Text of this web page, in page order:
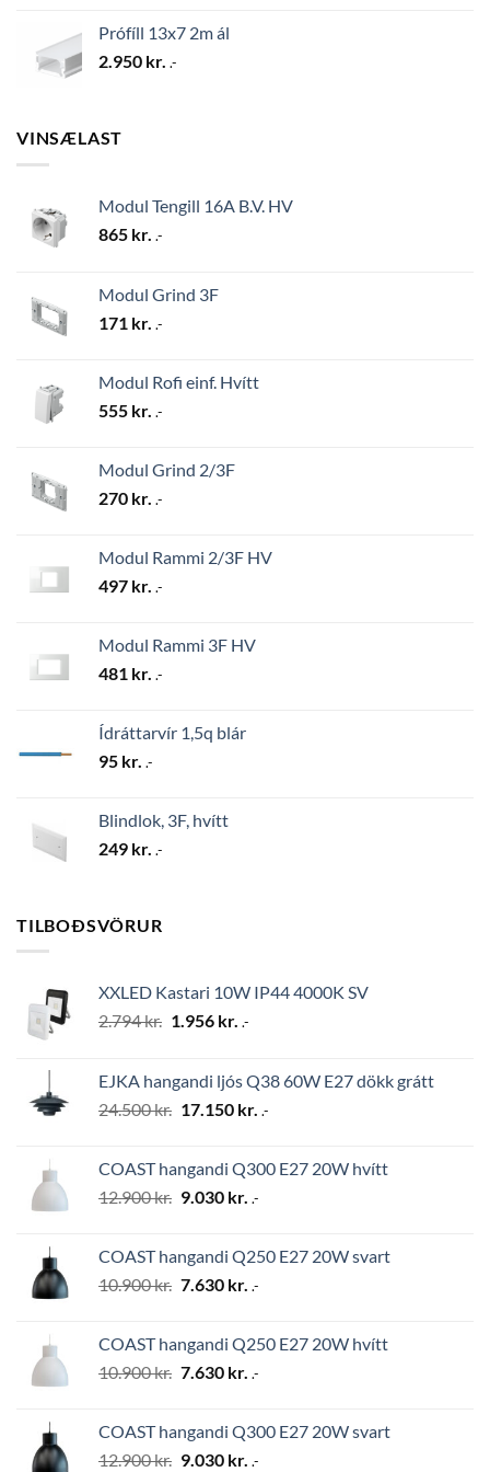
Prófíll 13x7 2m ál
2.950 kr. .-
VINSÆLAST
Modul Tengill 16A B.V. HV
865 kr. .-
Modul Grind 3F
171 kr. .-
Modul Rofi einf. Hvítt
555 kr. .-
Modul Grind 2/3F
270 kr. .-
Modul Rammi 2/3F HV
497 kr. .-
Modul Rammi 3F HV
481 kr. .-
Ídráttarvír 1,5q blár
95 kr. .-
Blindlok, 3F, hvítt
249 kr. .-
TILBOÐSVÖRUR
XXLED Kastari 10W IP44 4000K SV
2.794kr. Original
2.794 kr..
1.956 kr. Current
1.956 kr..
.-
EJKA hangandi ljós Q38 60W E27 dökk grátt
24.500kr. Original
24.500 kr..
17.150 kr. Current
17.150 kr..
.-
COAST hangandi Q300 E27 20W hvítt
12.900kr. Original
12.900 kr..
9.030 kr. Current
9.030 kr..
.-
COAST hangandi Q250 E27 20W svart
10.900kr. Original
10.900 kr..
7.630 kr. Current
7.630 kr..
.-
COAST hangandi Q250 E27 20W hvítt
10.900kr. Original
10.900 kr..
7.630 kr. Current
7.630 kr..
.-
COAST hangandi Q300 E27 20W svart
12.900kr. Original
9.030 kr. Current
.-